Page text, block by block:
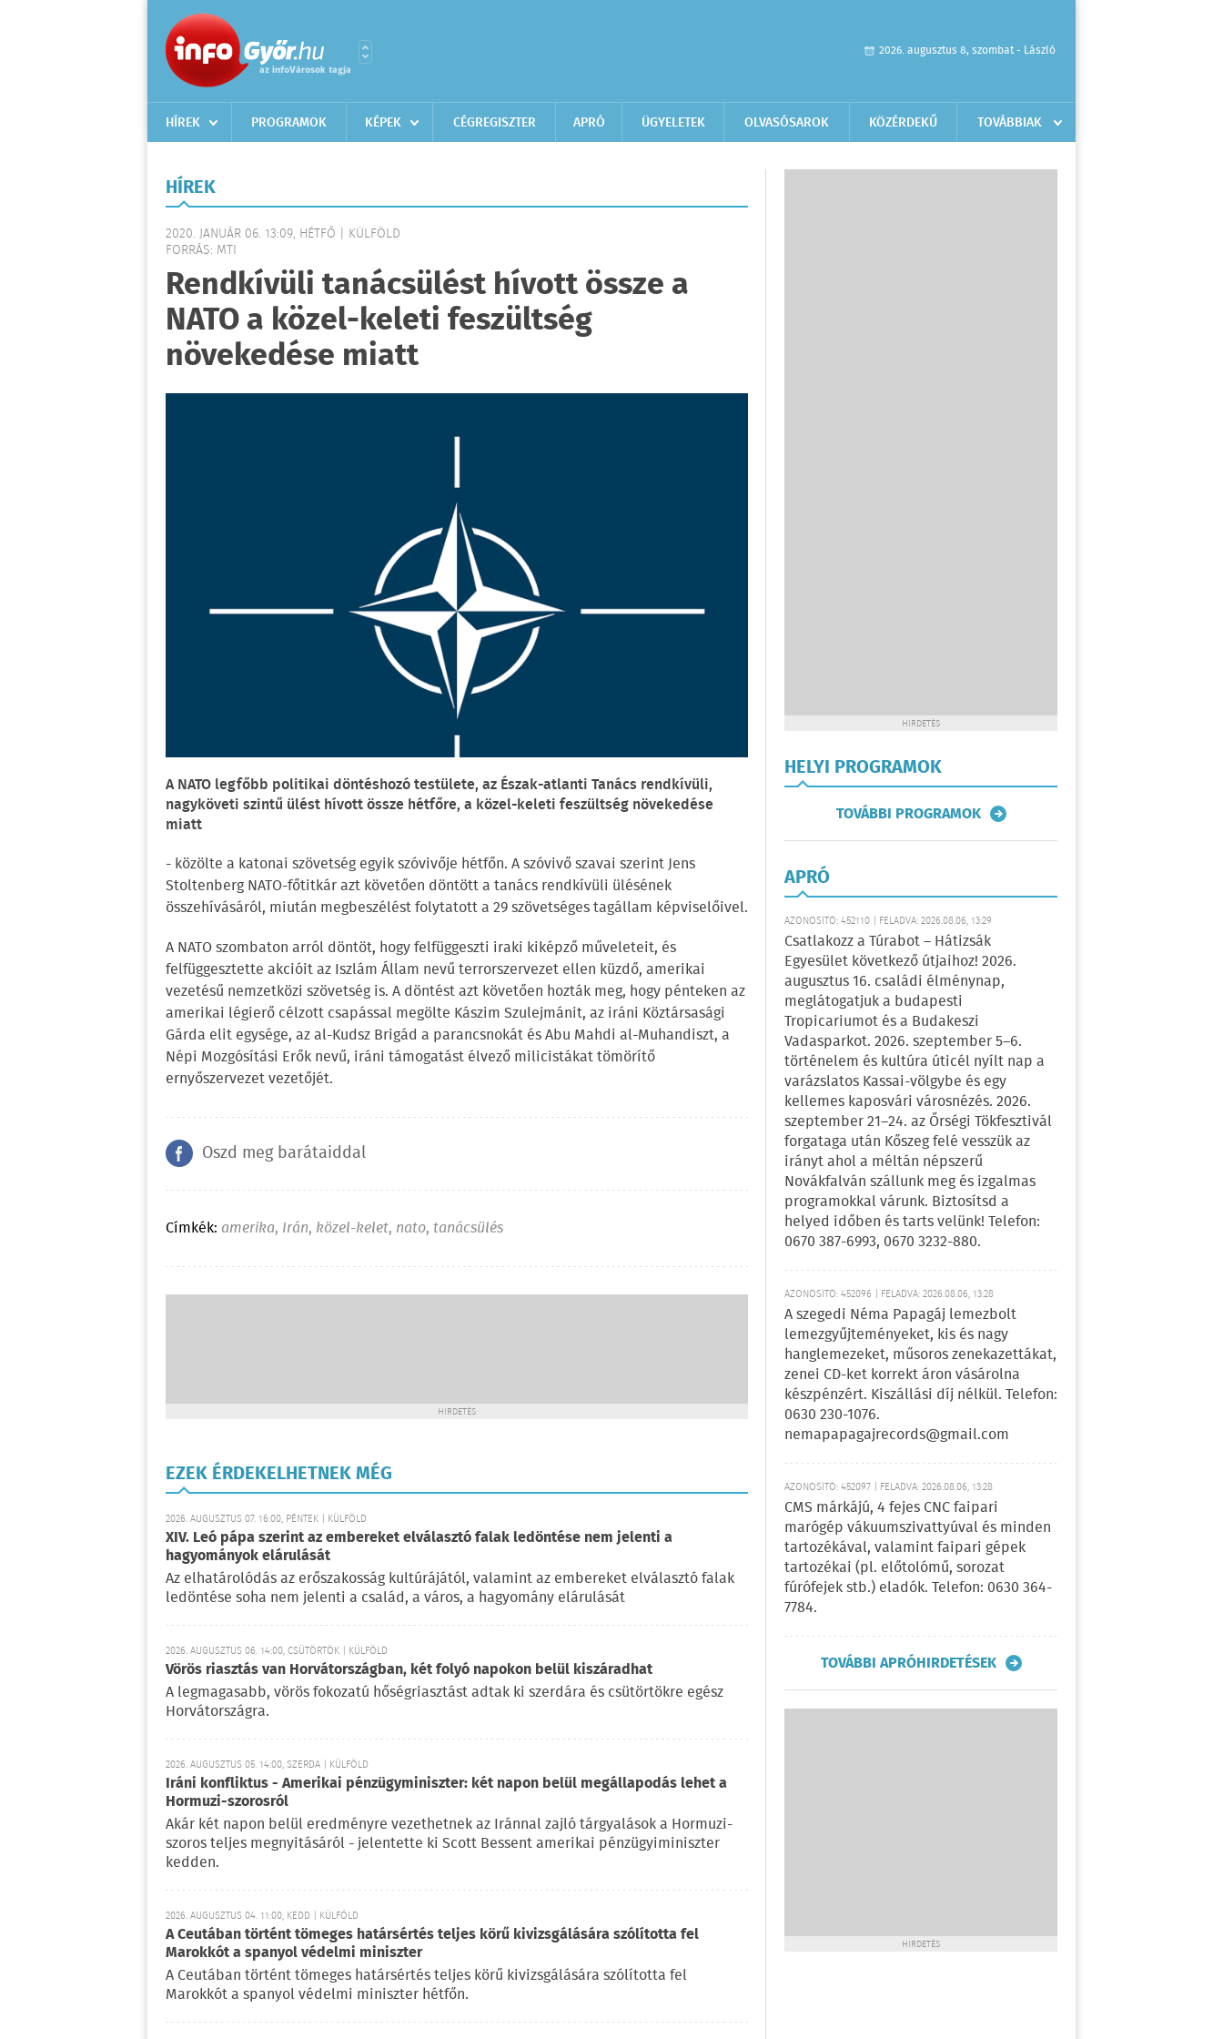
2026. augusztus 8, szombat - László
HÍREK PROGRAMOK KÉPEK CÉGREGISZTER APRÓ ÜGYELETEK OLVASÓSAROK KÖZÉRDEKŰ TOVÁBBIAK
HÍREK
2020. JANUÁR 06. 13:09, HÉTFŐ | KÜLFÖLD
FORRÁS: MTI
Rendkívüli tanácsülést hívott össze a
NATO a közel-keleti feszültség
növekedése miatt
A NATO legfőbb politikai döntéshozó testülete, az Észak-atlanti Tanács rendkívüli,
nagyköveti szintű ülést hívott össze hétfőre, a közel-keleti feszültség növekedése
miatt
- közölte a katonai szövetség egyik szóvivője hétfőn. A szóvivő szavai szerint Jens
Stoltenberg NATO-főtitkár azt követően döntött a tanács rendkívüli ülésének
összehívásáról, miután megbeszélést folytatott a 29 szövetséges tagállam képviselőivel.
A NATO szombaton arról döntöt, hogy felfüggeszti iraki kiképző műveleteit, és
felfüggesztette akcióit az Iszlám Állam nevű terrorszervezet ellen küzdő, amerikai
vezetésű nemzetközi szövetség is. A döntést azt követően hozták meg, hogy pénteken az
amerikai légierő célzott csapással megölte Kászim Szulejmánit, az iráni Köztársasági
Gárda elit egysége, az al-Kudsz Brigád a parancsnokát és Abu Mahdi al-Muhandiszt, a
Népi Mozgósítási Erők nevű, iráni támogatást élvező milicistákat tömörítő
ernyőszervezet vezetőjét.
Oszd meg barátaiddal
Címkék: amerika, Irán, közel-kelet, nato, tanácsülés
HIRDETÉS
EZEK ÉRDEKELHETNEK MÉG
2026. AUGUSZTUS 07. 16:00, PÉNTEK | KÜLFÖLD
XIV. Leó pápa szerint az embereket elválasztó falak ledöntése nem jelenti a
hagyományok elárulását
Az elhatárolódás az erőszakosság kultúrájától, valamint az embereket elválasztó falak
ledöntése soha nem jelenti a család, a város, a hagyomány elárulását
2026. AUGUSZTUS 06. 14:00, CSÜTÖRTÖK | KÜLFÖLD
Vörös riasztás van Horvátországban, két folyó napokon belül kiszáradhat
A legmagasabb, vörös fokozatú hőségriasztást adtak ki szerdára és csütörtökre egész
Horvátországra.
2026. AUGUSZTUS 05. 14:00, SZERDA | KÜLFÖLD
Iráni konfliktus - Amerikai pénzügyminiszter: két napon belül megállapodás lehet a
Hormuzi-szorosról
Akár két napon belül eredményre vezethetnek az Iránnal zajló tárgyalások a Hormuzi-
szoros teljes megnyitásáról - jelentette ki Scott Bessent amerikai pénzügyiminiszter
kedden.
2026. AUGUSZTUS 04. 11:00, KEDD | KÜLFÖLD
A Ceutában történt tömeges határsértés teljes körű kivizsgálására szólította fel
Marokkót a spanyol védelmi miniszter
A Ceutában történt tömeges határsértés teljes körű kivizsgálására szólította fel
Marokkót a spanyol védelmi miniszter hétfőn.
HIRDETÉS
HELYI PROGRAMOK
TOVÁBBI PROGRAMOK
APRÓ
AZONOSÍTÓ: 452110 | FELADVA: 2026.08.06, 13:29
Csatlakozz a Túrabot – Hátizsák
Egyesület következő útjaihoz! 2026.
augusztus 16. családi élménynap,
meglátogatjuk a budapesti
Tropicariumot és a Budakeszi
Vadasparkot. 2026. szeptember 5–6.
történelem és kultúra úticél nyílt nap a
varázslatos Kassai-völgybe és egy
kellemes kaposvári városnézés. 2026.
szeptember 21–24. az Őrségi Tökfesztivál
forgataga után Kőszeg felé vesszük az
irányt ahol a méltán népszerű
Novákfalván szállunk meg és izgalmas
programokkal várunk. Biztosítsd a
helyed időben és tarts velünk! Telefon:
0670 387-6993, 0670 3232-880.
AZONOSÍTÓ: 452096 | FELADVA: 2026.08.06, 13:28
A szegedi Néma Papagáj lemezbolt
lemezgyűjteményeket, kis és nagy
hanglemezeket, műsoros zenekazettákat,
zenei CD-ket korrekt áron vásárolna
készpénzért. Kiszállási díj nélkül. Telefon:
0630 230-1076.
nemapapagajrecords@gmail.com
AZONOSÍTÓ: 452097 | FELADVA: 2026.08.06, 13:28
CMS márkájú, 4 fejes CNC faipari
marógép vákuumszivattyúval és minden
tartozékával, valamint faipari gépek
tartozékai (pl. előtolómű, sorozat
fúrófejek stb.) eladók. Telefon: 0630 364-
7784.
TOVÁBBI APRÓHIRDETÉSEK
HIRDETÉS